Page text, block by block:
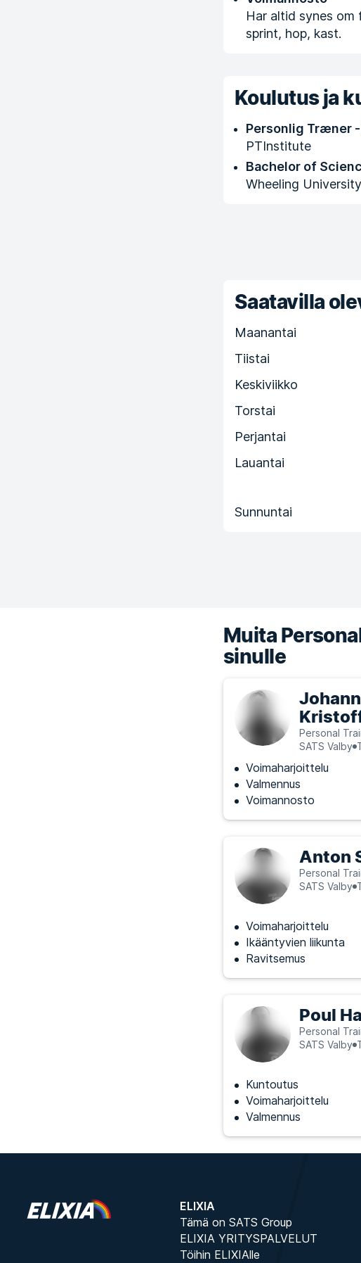
Har altid synes
sprint, hop, kast.
Koulutus ja
Personlig Træner -
PTInstitute
Bachelor of
Wheeling University
Saatavilla
Maanantai
Tiistai
Keskiviikko
Torstai
Perjantai
Lauantai
Sunnuntai
Muita
sinulle
Personal
SATS Valby
Voimaharjoittelu
Valmennus
Voimannosto
Anton
Personal
SATS Valby
Voimaharjoittelu
Ikääntyvien liikunta
Ravitsemus
Poul
Personal
SATS Valby
Kuntoutus
Voimaharjoittelu
Valmennus
ELIXIA
Tämä on SATS Group
ELIXIA YRITYSPALVELUT
Töihin ELIXIAlle